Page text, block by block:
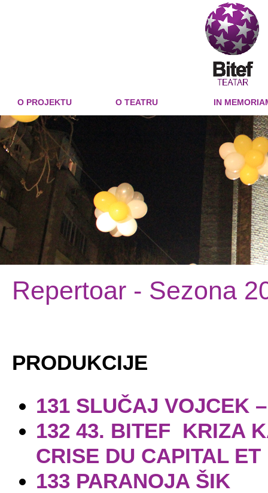
O PROJEKTU O TEATRU IN
Repertoar - Sezona
PRODUKCIJE
131 SLUČAJ VOJCEK
132 43. BITEF KRIZA
CRISE DU CAPITAL
133 PARANOJA ŠIK